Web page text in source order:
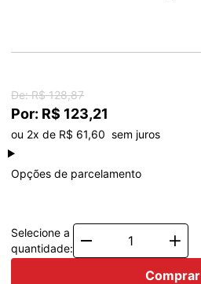
De: R$ 128,87
Por: R$ 123,21
ou 2x de R$ 61,60  sem juros
Opções de parcelamento
à vistaR$ 123,21
Selecione a
quantidade:
Comprar